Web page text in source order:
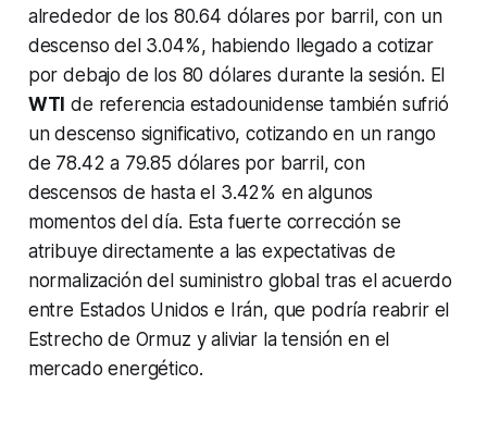
alrededor de los 80.64 dólares por barril, con un
descenso del 3.04%, habiendo llegado a cotizar
por debajo de los 80 dólares durante la sesión. El
WTI de referencia estadounidense también sufrió
un descenso significativo, cotizando en un rango
de 78.42 a 79.85 dólares por barril, con
descensos de hasta el 3.42% en algunos
momentos del día. Esta fuerte corrección se
atribuye directamente a las expectativas de
normalización del suministro global tras el acuerdo
entre Estados Unidos e Irán, que podría reabrir el
Estrecho de Ormuz y aliviar la tensión en el
mercado energético.